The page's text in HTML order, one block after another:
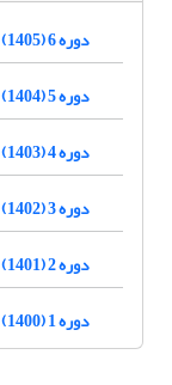
دوره 6 (1405)
دوره 5 (1404)
دوره 4 (1403)
دوره 3 (1402)
دوره 2 (1401)
دوره 1 (1400)